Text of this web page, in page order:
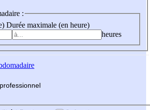
:
Durée maximale (en heure)
heures
fessionnel